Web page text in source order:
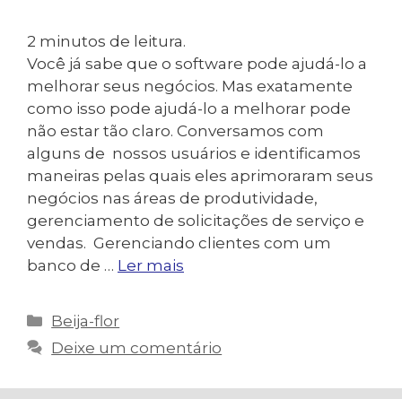
2 minutos de leitura.
Você já sabe que o software pode ajudá-lo a
melhorar seus negócios. Mas exatamente
como isso pode ajudá-lo a melhorar pode
não estar tão claro. Conversamos com
alguns de nossos usuários e identificamos
maneiras pelas quais eles aprimoraram seus
negócios nas áreas de produtividade,
gerenciamento de solicitações de serviço e
vendas. Gerenciando clientes com um
banco de … Ler mais
Categorias
Beija-flor
Deixe um comentário